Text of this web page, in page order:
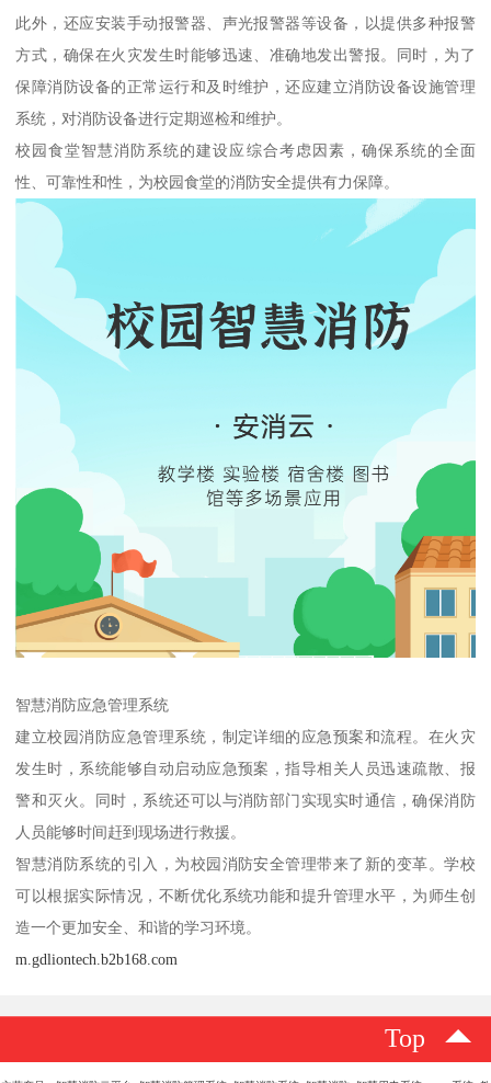
此外，还应安装手动报警器、声光报警器等设备，以提供多种报警
方式，确保在火灾发生时能够迅速、准确地发出警报。同时，为了
保障消防设备的正常运行和及时维护，还应建立消防设备设施管理
系统，对消防设备进行定期巡检和维护。
校园食堂智慧消防系统的建设应综合考虑因素，确保系统的全面
性、可靠性和性，为校园食堂的消防安全提供有力保障。
智慧消防应急管理系统
建立校园消防应急管理系统，制定详细的应急预案和流程。在火灾
发生时，系统能够自动启动应急预案，指导相关人员迅速疏散、报
警和灭火。同时，系统还可以与消防部门实现实时通信，确保消防
人员能够时间赶到现场进行救援。
智慧消防系统的引入，为校园消防安全管理带来了新的变革。学校
可以根据实际情况，不断优化系统功能和提升管理水平，为师生创
造一个更加安全、和谐的学习环境。
m.gdliontech.b2b168.com
Top